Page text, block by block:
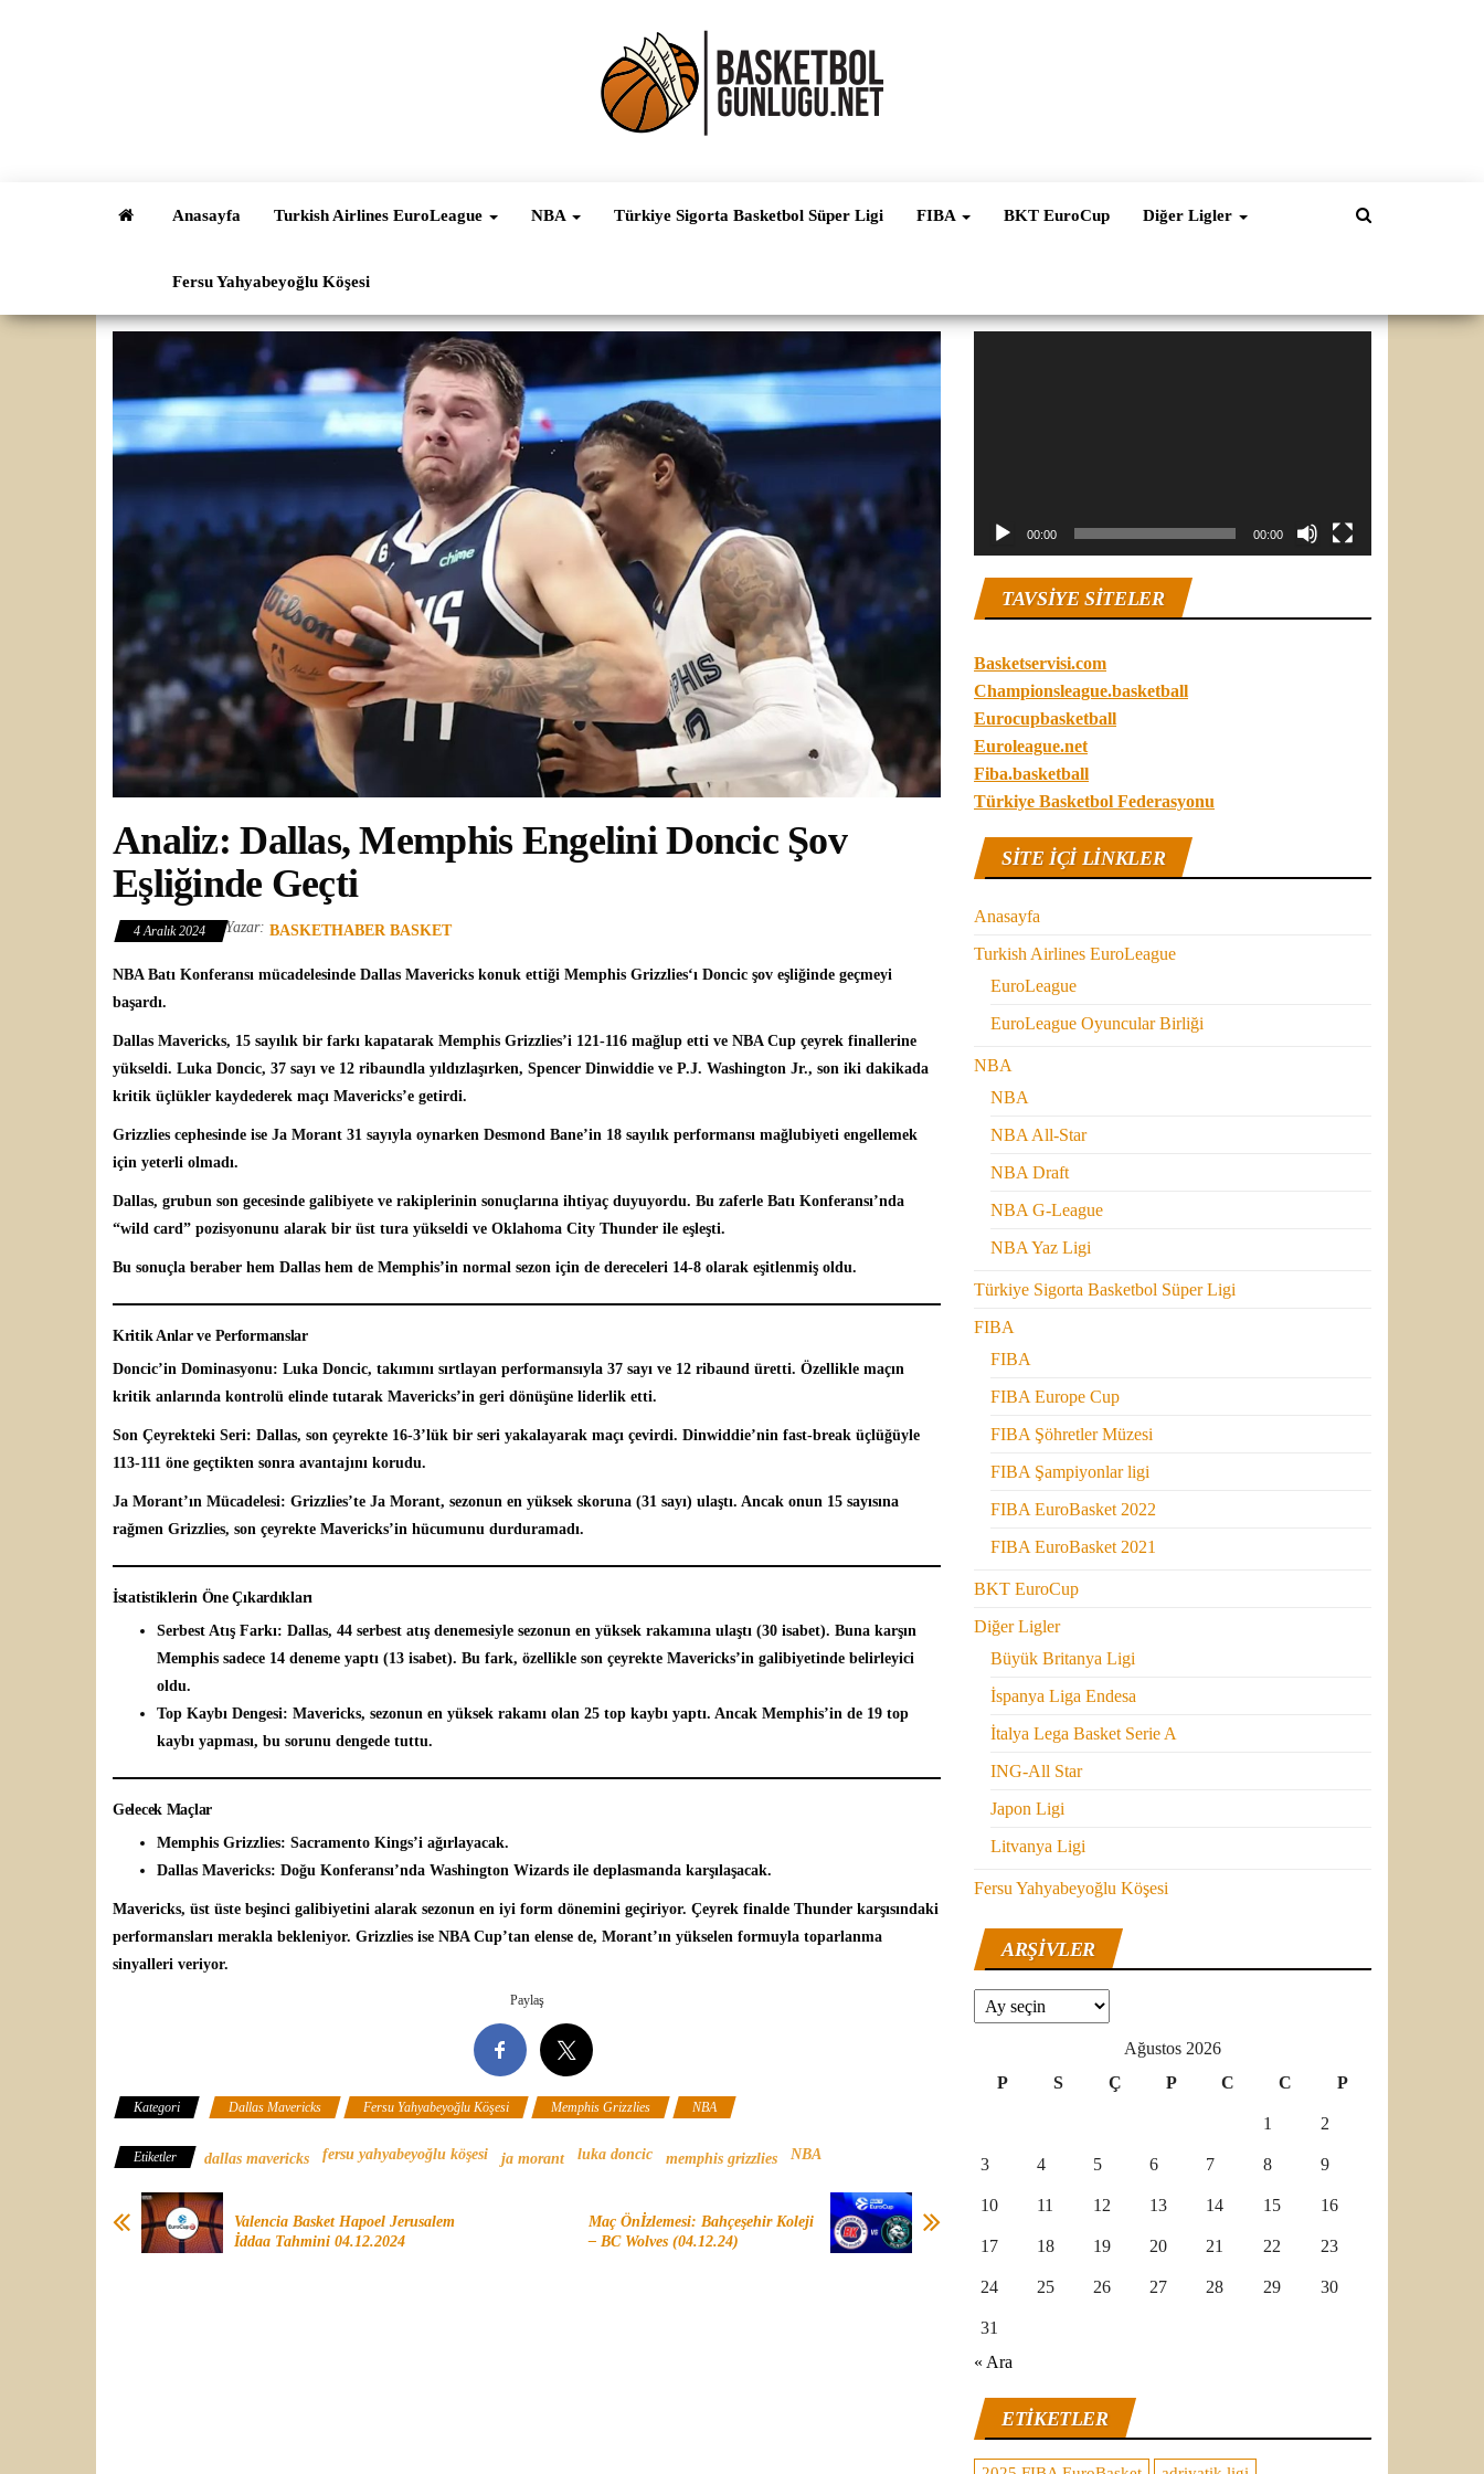
Haber
Süper Lig ve
Dünya
Anasayfa Turkish Airlines EuroLeague NBA Türkiye Sigorta Basketbol Süper Ligi FIBA BKT EuroCup Diğer Ligler
Fersu Yahyabeyoğlu Köşesi
Analiz: Dallas, Memphis Engelini Doncic Şov
Eşliğinde Geçti
4 Aralık 2024 Yazar: BASKETHABER BASKET
NBA Batı Konferansı mücadelesinde Dallas Mavericks konuk ettiği Memphis Grizzlies‘ı Doncic şov eşliğinde geçmeyi
başardı.
Dallas Mavericks, 15 sayılık bir farkı kapatarak Memphis Grizzlies’i 121-116 mağlup etti ve NBA Cup çeyrek finallerine
yükseldi. Luka Doncic, 37 sayı ve 12 ribaundla yıldızlaşırken, Spencer Dinwiddie ve P.J. Washington Jr., son iki dakikada
kritik üçlükler kaydederek maçı Mavericks’e getirdi.
Grizzlies cephesinde ise Ja Morant 31 sayıyla oynarken Desmond Bane’in 18 sayılık performansı mağlubiyeti engellemek
için yeterli olmadı.
Dallas, grubun son gecesinde galibiyete ve rakiplerinin sonuçlarına ihtiyaç duyuyordu. Bu zaferle Batı Konferansı’nda
“wild card” pozisyonunu alarak bir üst tura yükseldi ve Oklahoma City Thunder ile eşleşti.
Bu sonuçla beraber hem Dallas hem de Memphis’in normal sezon için de dereceleri 14-8 olarak eşitlenmiş oldu.
Kritik Anlar ve Performanslar
Doncic’in Dominasyonu: Luka Doncic, takımını sırtlayan performansıyla 37 sayı ve 12 ribaund üretti. Özellikle maçın
kritik anlarında kontrolü elinde tutarak Mavericks’in geri dönüşüne liderlik etti.
Son Çeyrekteki Seri: Dallas, son çeyrekte 16-3’lük bir seri yakalayarak maçı çevirdi. Dinwiddie’nin fast-break üçlüğüyle
113-111 öne geçtikten sonra avantajını korudu.
Ja Morant’ın Mücadelesi: Grizzlies’te Ja Morant, sezonun en yüksek skoruna (31 sayı) ulaştı. Ancak onun 15 sayısına
rağmen Grizzlies, son çeyrekte Mavericks’in hücumunu durduramadı.
İstatistiklerin Öne Çıkardıkları
Serbest Atış Farkı: Dallas, 44 serbest atış denemesiyle sezonun en yüksek rakamına ulaştı (30 isabet). Buna karşın
Memphis sadece 14 deneme yaptı (13 isabet). Bu fark, özellikle son çeyrekte Mavericks’in galibiyetinde belirleyici
oldu.
Top Kaybı Dengesi: Mavericks, sezonun en yüksek rakamı olan 25 top kaybı yaptı. Ancak Memphis’in de 19 top
kaybı yapması, bu sorunu dengede tuttu.
Gelecek Maçlar
Memphis Grizzlies: Sacramento Kings’i ağırlayacak.
Dallas Mavericks: Doğu Konferansı’nda Washington Wizards ile deplasmanda karşılaşacak.
Mavericks, üst üste beşinci galibiyetini alarak sezonun en iyi form dönemini geçiriyor. Çeyrek finalde Thunder karşısındaki
performansları merakla bekleniyor. Grizzlies ise NBA Cup’tan elense de, Morant’ın yükselen formuyla toparlanma
sinyalleri veriyor.
Paylaş
Kategori Dallas Mavericks Fersu Yahyabeyoğlu Köşesi Memphis Grizzlies NBA
Etiketler dallas mavericks fersu yahyabeyoğlu köşesi ja morant luka doncic memphis grizzlies NBA
Valencia Basket Hapoel Jerusalem
İddaa Tahmini 04.12.2024
Maç Önİzlemesi: Bahçeşehir Koleji
– BC Wolves (04.12.24)
00:00 00:00
TAVSIYE SITELER
Basketservisi.com
Championsleague.basketball
Eurocupbasketball
Euroleague.net
Fiba.basketball
Türkiye Basketbol Federasyonu
SITE IÇI LINKLER
Anasayfa
Turkish Airlines EuroLeague
EuroLeague
EuroLeague Oyuncular Birliği
NBA
NBA
NBA All-Star
NBA Draft
NBA G-League
NBA Yaz Ligi
Türkiye Sigorta Basketbol Süper Ligi
FIBA
FIBA
FIBA Europe Cup
FIBA Şöhretler Müzesi
FIBA Şampiyonlar ligi
FIBA EuroBasket 2022
FIBA EuroBasket 2021
BKT EuroCup
Diğer Ligler
Büyük Britanya Ligi
İspanya Liga Endesa
İtalya Lega Basket Serie A
ING-All Star
Japon Ligi
Litvanya Ligi
Fersu Yahyabeyoğlu Köşesi
ARŞIVLER
Arşivler
Ağustos 2026
P
S Ç P C C P
1 2
3 4 5 6 7 8 9
10 11 12 13 14 15 16
17 18 19 20 21 22 23
24 25 26 27 28 29 30
31
« Ara
ETIKETLER